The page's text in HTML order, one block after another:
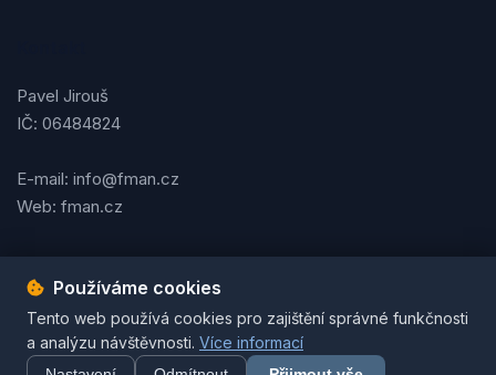
Pavel Jirouš
IČ: 06484824
E-mail: info@fman.cz
Web: fman.cz
Podmínky použitíOchrana osobních údajůCookies
© 2026 FMAN.cz. Všechna práva vyhrazena. | Vytvořil
Jirouš
Používáme cookies
Tento web používá cookies pro zajištění správné funkčnosti
a analýzu návštěvnosti. Více informací